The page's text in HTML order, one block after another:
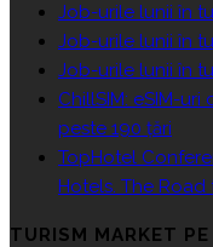
Job-urile lunii în
Job-urile lunii în
Job-urile lunii în
ChillSIM: eSIM-
peste 190 țări
TopHotel
Hotels. The Road
TURISM MARKET